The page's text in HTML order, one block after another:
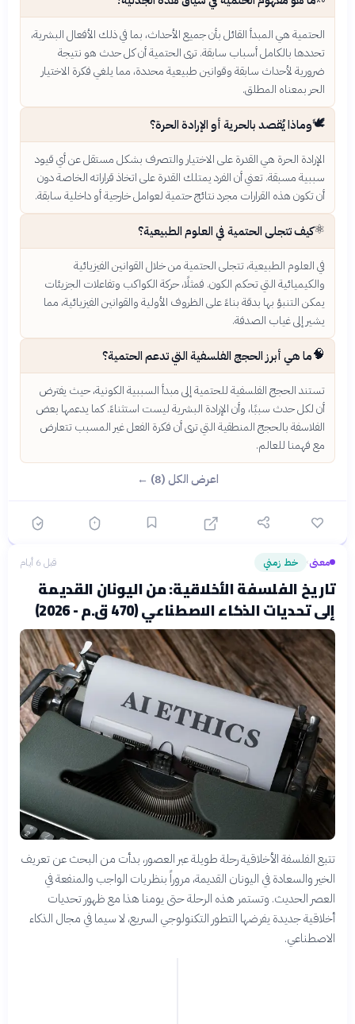
الحتمية هي المبدأ القائل بأن جميع الأحداث، بما في ذلك الأفعال البشرية،
تحددها بالكامل أسباب سابقة. ترى الحتمية أن كل حدث هو نتيجة
ضرورية لأحداث سابقة وقوانين طبيعية محددة، مما يلغي فكرة الاختيار
الحر بمعناه المطلق.
🕊️وماذا يُقصد بالحرية أو الإرادة الحرة؟
الإرادة الحرة هي القدرة على الاختيار والتصرف بشكل مستقل عن أي قيود
سببية مسبقة. تعني أن الفرد يمتلك القدرة على اتخاذ قراراته الخاصة دون
أن تكون هذه القرارات مجرد نتائج حتمية لعوامل خارجية أو داخلية سابقة.
⚛️كيف تتجلى الحتمية في العلوم الطبيعية؟
في العلوم الطبيعية، تتجلى الحتمية من خلال القوانين الفيزيائية
والكيميائية التي تحكم الكون. فمثلًا، حركة الكواكب وتفاعلات الجزيئات
يمكن التنبؤ بها بدقة بناءً على الظروف الأولية والقوانين الفيزيائية، مما
يشير إلى غياب الصدفة.
🧠ما هي أبرز الحجج الفلسفية التي تدعم الحتمية؟
تستند الحجج الفلسفية للحتمية إلى مبدأ السببية الكونية، حيث يفترض
أن لكل حدث سببًا، وأن الإرادة البشرية ليست استثناءً. كما يدعمها بعض
الفلاسفة بالحجج المنطقية التي ترى أن فكرة الفعل غير المسبب تتعارض
مع فهمنا للعالم.
اعرض الكل (8) ←
معنى› خط زمني قبل 6 أيام
تاريخ الفلسفة الأخلاقية: من اليونان القديمة
إلى تحديات الذكاء الاصطناعي (470 ق.م - 2026)
تتبع الفلسفة الأخلاقية رحلة طويلة عبر العصور، بدأت من البحث عن تعريف
الخير والسعادة في اليونان القديمة، مروراً بنظريات الواجب والمنفعة في
العصر الحديث. وتستمر هذه الرحلة حتى يومنا هذا مع ظهور تحديات
أخلاقية جديدة يفرضها التطور التكنولوجي السريع، لا سيما في مجال الذكاء
الاصطناعي.